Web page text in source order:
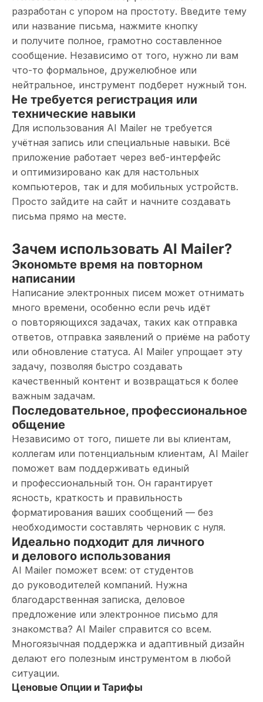
разработан с упором на простоту. Введите тему
или название письма, нажмите кнопку
и получите полное, грамотно составленное
сообщение. Независимо от того, нужно ли вам
что-то формальное, дружелюбное или
нейтральное, инструмент подберет нужный тон.
Не требуется регистрация или
технические навыки
Для использования AI Mailer не требуется
учётная запись или специальные навыки. Всё
приложение работает через веб-интерфейс
и оптимизировано как для настольных
компьютеров, так и для мобильных устройств.
Просто зайдите на сайт и начните создавать
письма прямо на месте.
Зачем использовать AI Mailer?
Экономьте время на повторном
написании
Написание электронных писем может отнимать
много времени, особенно если речь идёт
о повторяющихся задачах, таких как отправка
ответов, отправка заявлений о приёме на работу
или обновление статуса. AI Mailer упрощает эту
задачу, позволяя быстро создавать
качественный контент и возвращаться к более
важным задачам.
Последовательное, профессиональное
общение
Независимо от того, пишете ли вы клиентам,
коллегам или потенциальным клиентам, AI Mailer
поможет вам поддерживать единый
и профессиональный тон. Он гарантирует
ясность, краткость и правильность
форматирования ваших сообщений — без
необходимости составлять черновик с нуля.
Идеально подходит для личного
и делового использования
AI Mailer поможет всем: от студентов
до руководителей компаний. Нужна
благодарственная записка, деловое
предложение или электронное письмо для
знакомства? AI Mailer справится со всем.
Многоязычная поддержка и адаптивный дизайн
делают его полезным инструментом в любой
ситуации.
Ценовые Опции и Тарифы